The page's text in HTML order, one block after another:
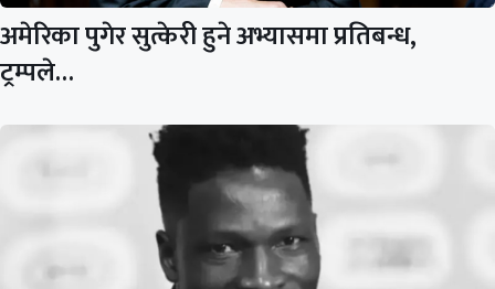
अमेरिका पुगेर सुत्केरी हुने अभ्यासमा प्रतिबन्ध,
ट्रम्पले…